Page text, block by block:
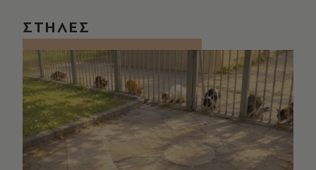
ΣΤΗΛΕΣ